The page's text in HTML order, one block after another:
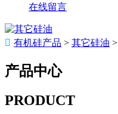
在线留言
 有机硅产品 > 其它硅油 >
产品中心
PRODUCT